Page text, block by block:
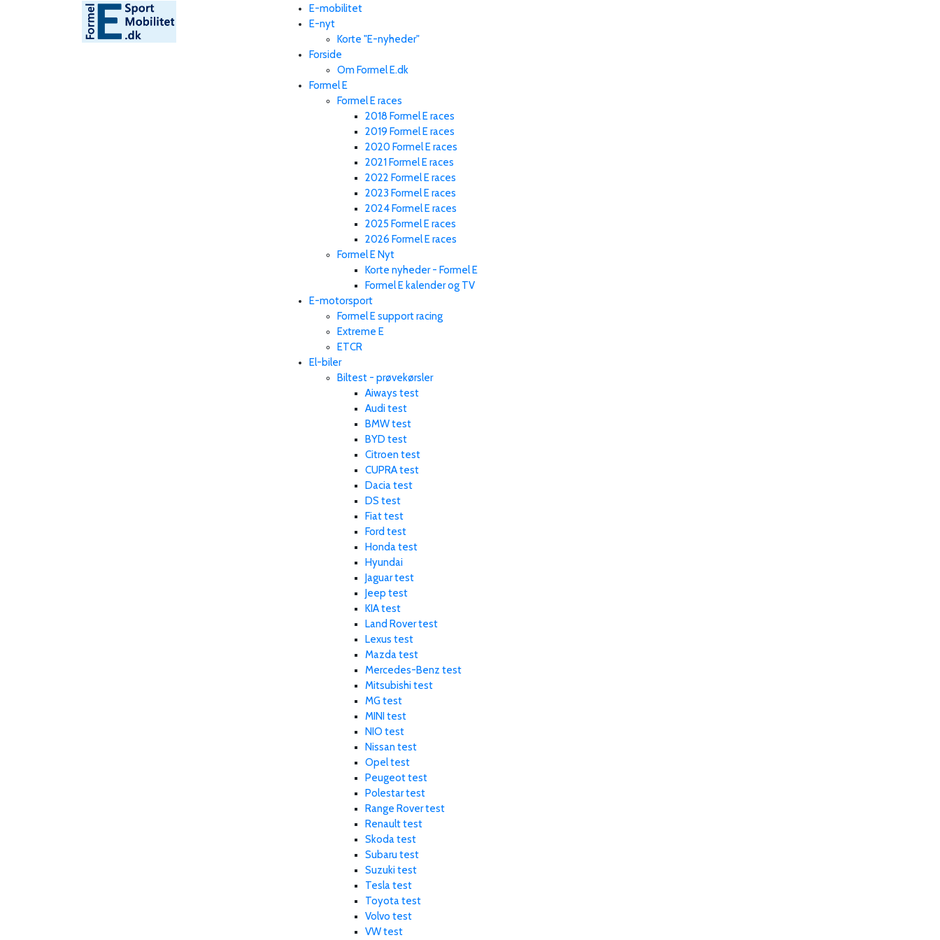
E-mobilitet
E-nyt
Korte "E-nyheder"
Forside
Om Formel E.dk
Formel E
Formel E races
2018 Formel E races
2019 Formel E races
2020 Formel E races
2021 Formel E races
2022 Formel E races
2023 Formel E races
2024 Formel E races
2025 Formel E races
2026 Formel E races
Formel E Nyt
Korte nyheder - Formel E
Formel E kalender og TV
E-motorsport
Formel E support racing
Extreme E
ETCR
El-biler
Biltest - prøvekørsler
Aiways test
Audi test
BMW test
BYD test
Citroen test
CUPRA test
Dacia test
DS test
Fiat test
Ford test
Honda test
Hyundai
Jaguar test
Jeep test
KIA test
Land Rover test
Lexus test
Mazda test
Mercedes-Benz test
Mitsubishi test
MG test
MINI test
NIO test
Nissan test
Opel test
Peugeot test
Polestar test
Range Rover test
Renault test
Skoda test
Subaru test
Suzuki test
Tesla test
Toyota test
Volvo test
VW test